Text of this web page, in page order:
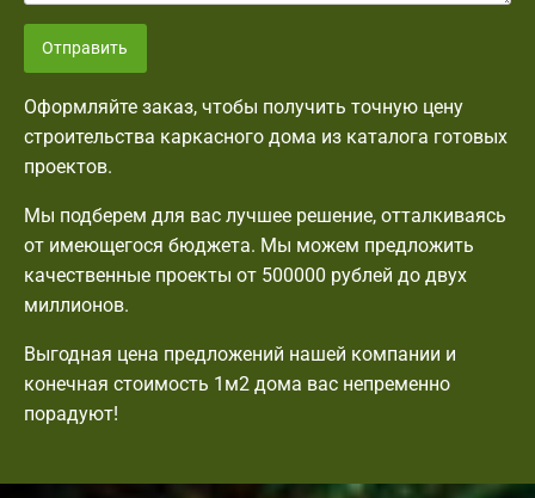
Отправить
Оформляйте заказ, чтобы получить точную цену
строительства каркасного дома из каталога готовых
проектов.
Мы подберем для вас лучшее решение, отталкиваясь
от имеющегося бюджета. Мы можем предложить
качественные проекты от 500000 рублей до двух
миллионов.
Выгодная цена предложений нашей компании и
конечная стоимость 1м2 дома вас непременно
порадуют!